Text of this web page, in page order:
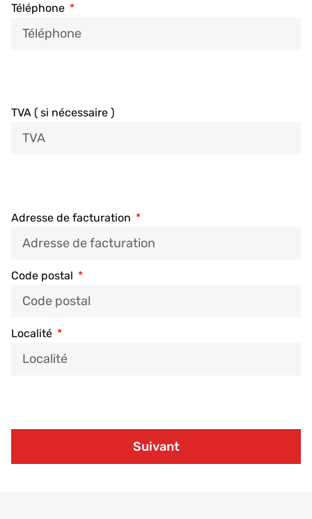
Téléphone
TVA ( si nécessaire )
Adresse de facturation
Code postal
Localité
Suivant